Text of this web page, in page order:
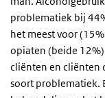
problematiek bij
het meest voor
opiaten (beide
cliënten en cliënten
soort problematiek.